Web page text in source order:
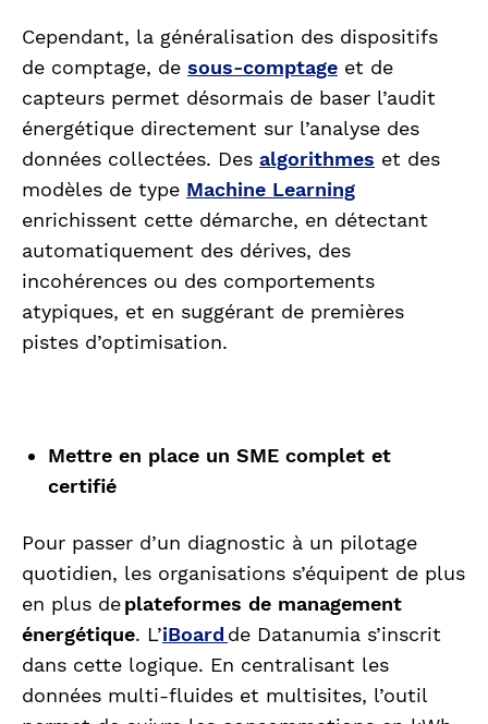
Cependant, la généralisation des dispositifs
de comptage, de sous-comptage et de
capteurs permet désormais de baser l’audit
énergétique directement sur l’analyse des
données collectées. Des algorithmes et des
modèles de type Machine Learning
enrichissent cette démarche, en détectant
automatiquement des dérives, des
incohérences ou des comportements
atypiques, et en suggérant de premières
pistes d’optimisation.
Mettre en place un SME complet et
certifié
Pour passer d’un diagnostic à un pilotage
quotidien, les organisations s’équipent de plus
en plus deplateformes de management
énergétique. L’iBoard de Datanumia s’inscrit
dans cette logique. En centralisant les
données multi-fluides et multisites, l’outil